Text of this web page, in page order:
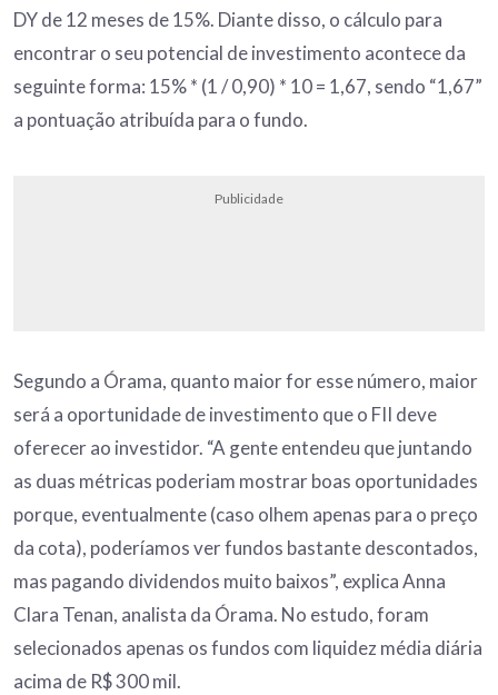
DY de 12 meses de 15%. Diante disso, o cálculo para
encontrar o seu potencial de investimento acontece da
seguinte forma: 15% * (1 / 0,90) * 10 = 1,67, sendo “1,67”
a pontuação atribuída para o fundo.
Publicidade
Segundo a Órama, quanto maior for esse número, maior
será a oportunidade de investimento que o FII deve
oferecer ao investidor. “A gente entendeu que juntando
as duas métricas poderiam mostrar boas oportunidades
porque, eventualmente (caso olhem apenas para o preço
da cota), poderíamos ver fundos bastante descontados,
mas pagando dividendos muito baixos”, explica Anna
Clara Tenan, analista da Órama. No estudo, foram
selecionados apenas os fundos com liquidez média diária
acima de R$ 300 mil.